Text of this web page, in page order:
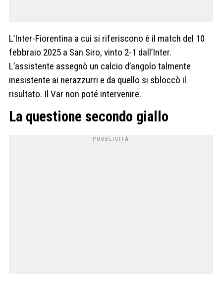
L’Inter-Fiorentina a cui si riferiscono è il match del 10
febbraio 2025 a San Siro, vinto 2-1 dall’Inter.
L’assistente assegnò un calcio d’angolo talmente
inesistente ai nerazzurri e da quello si sbloccò il
risultato. Il Var non poté intervenire.
La questione secondo giallo